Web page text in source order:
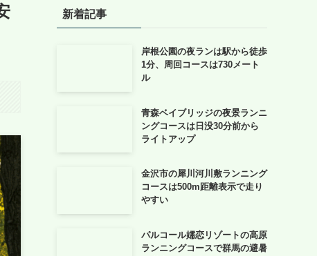
新着記事
岸根公園の夜ランは駅から徒歩
1分、周回コースは730メート
ル
青森ベイブリッジの夜景ランニ
ングコースは日没30分前から
ライトアップ
金沢市の犀川河川敷ランニング
コースは500m距離表示で走り
やすい
パルコール嬬恋リゾートの高原
ランニングコースで群馬の避暑